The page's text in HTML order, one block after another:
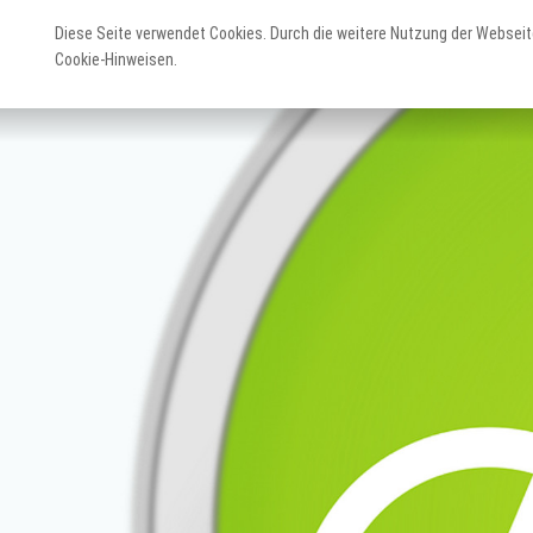
Diese Seite verwendet Cookies. Durch die weitere Nutzung der
Cookie-Hinweisen.